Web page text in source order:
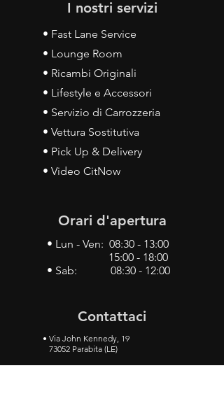
I nostri servizi
• Fast Lane Service
• Lounge Room
• Ricambi Originali
• Lifestyle e Accessori
• Servizio di Carrozzeria
• Vettura Sostitutiva
• Pick Up & Delivery
• Video CitNow
Orari d'apertura
• Lun - Ven: 08:30 - 13:00
15:00 - 18:00
• Sab: 08:30 - 12:00
Contattaci
• Via John Kennedy, 19
73052 Parabita (LE)